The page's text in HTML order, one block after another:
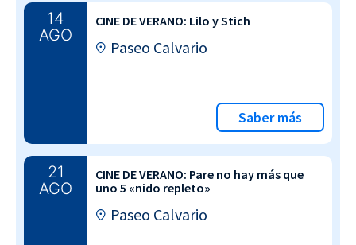
14
AGO
CINE DE VERANO: Lilo y Stich
Paseo Calvario
Saber más
21
AGO
CINE DE VERANO: Pare no hay más que
uno 5 «nido repleto»
Paseo Calvario